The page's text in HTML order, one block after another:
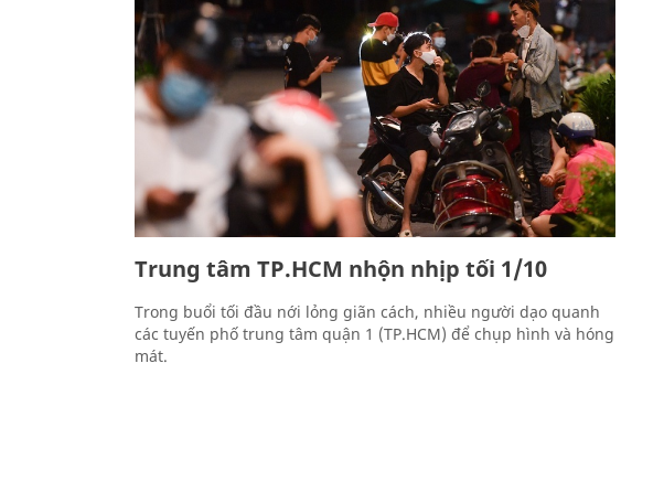
Trung tâm TP.HCM nhộn nhịp tối 1/10
Trong buổi tối đầu nới lỏng giãn cách, nhiều người dạo quanh
các tuyến phố trung tâm quận 1 (TP.HCM) để chụp hình và hóng
mát.